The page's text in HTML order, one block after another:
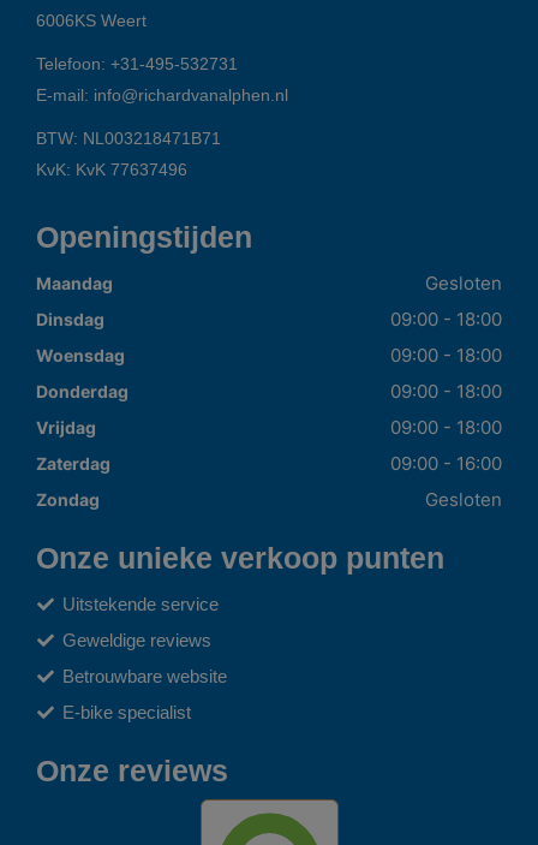
6006KS Weert
Telefoon: +31-495-532731
E-mail: info@richardvanalphen.nl
BTW: NL003218471B71
KvK: KvK 77637496
Openingstijden
Maandag Gesloten
Dinsdag 09:00 - 18:00
Woensdag 09:00 - 18:00
Donderdag 09:00 - 18:00
Vrijdag 09:00 - 18:00
Zaterdag 09:00 - 16:00
Zondag Gesloten
Onze unieke verkoop punten
Uitstekende service
Geweldige reviews
Betrouwbare website
E-bike specialist
Onze reviews